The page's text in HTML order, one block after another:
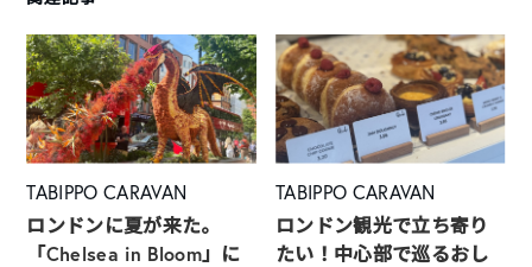
TABIPPO CARAVAN
ロンドンに夏が来た。
「Chelsea in Bloom」に
TABIPPO CARAVAN
ロンドン観光で立ち寄り
たい！中心部で巡るおし